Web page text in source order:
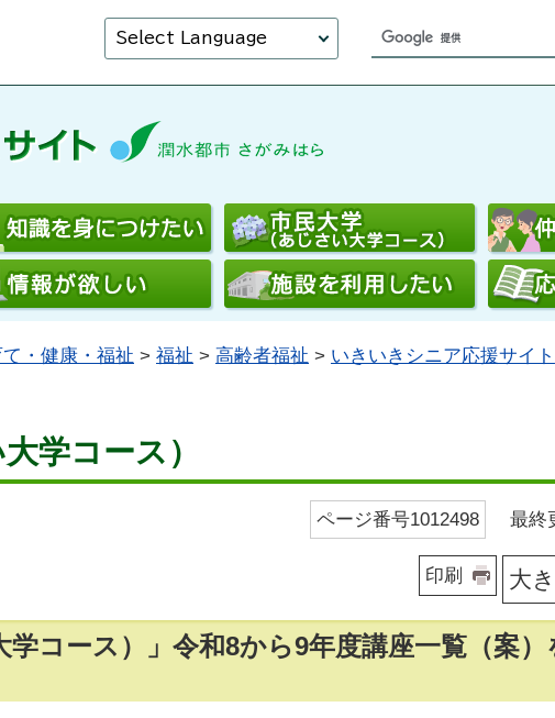
Select Language
・健康・福祉 > 福祉 > 高齢者福祉 > いきいきシニア応援サイト
学コース）
ページ番号1012498 最終
印刷 大
学コース）」令和8から9年度講座一覧（案）